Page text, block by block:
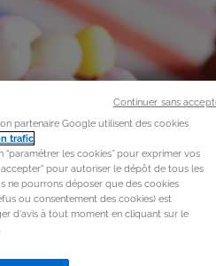
partenaire Google utilisent des cookies
trafic.
les cookies” pour exprimer vos
pour autoriser le dépôt de tous les
ne pourrons déposer que des cookies
ou consentement des cookies) est
d'avis à tout moment en cliquant sur le
Continuer sans